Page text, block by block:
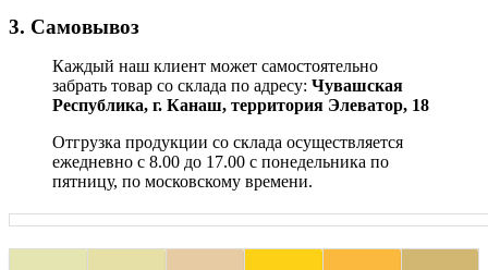
3. Самовывоз
Каждый наш клиент может самостоятельно
забрать товар со склада по адресу: Чувашская
Республика, г. Канаш, территория Элеватор, 18
Отгрузка продукции со склада осуществляется
ежедневно с 8.00 до 17.00 с понедельника по
пятницу, по московскому времени.